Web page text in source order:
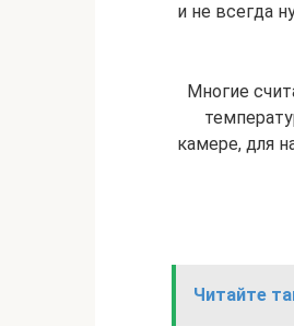
и не всегда
Многие
камере, для
Читайте